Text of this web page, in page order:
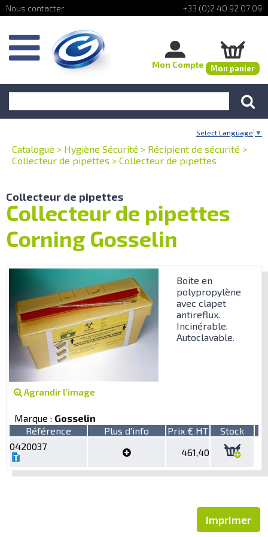
+33 (0)2 40 92 07 09
Mon Compte Mon panier
Select Language ▼
Catalogue > Hygiène Sécurité > Récipient de sécurité >
Collecteur de pipettes > Collecteur de pipettes
Collecteur de pipettes
Collecteur de pipettes
Corning Gosselin
Agrandir l'image
Boite en
polypropylène
avec clapet
antireflux.
Incinérable.
Autoclavable.
Marque : Gosselin
Référence
Plus d'info Prix € HT
Stock
0420037
461,40
Imprimer